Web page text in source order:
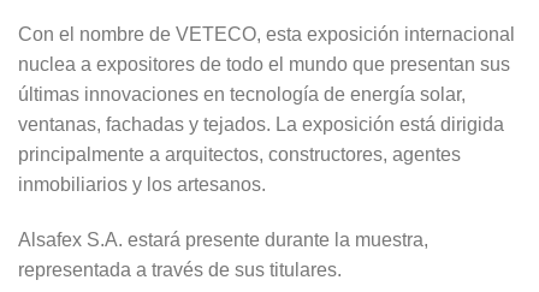
Con el nombre de VETECO, esta exposición internacional
nuclea a expositores de todo el mundo que presentan sus
últimas innovaciones en tecnología de energía solar,
ventanas, fachadas y tejados. La exposición está dirigida
principalmente a arquitectos, constructores, agentes
inmobiliarios y los artesanos.
Alsafex S.A. estará presente durante la muestra,
representada a través de sus titulares.